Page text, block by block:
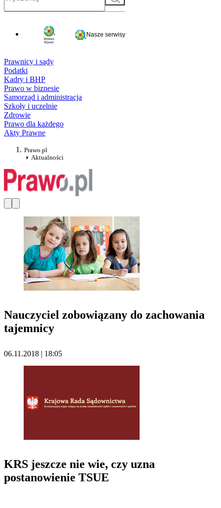
Nasze serwisy
Prawnicy i sądy
Podatki
Kadry i BHP
Prawo w biznesie
Samorząd i administracja
Szkoły i uczelnie
Zdrowie
Prawo dla każdego
Akty Prawne
Prawo.pl
Aktualności
Nauczyciel zobowiązany do zachowania
tajemnicy
06.11.2018 | 18:05
KRS jeszcze nie wie, czy uzna
postanowienie TSUE